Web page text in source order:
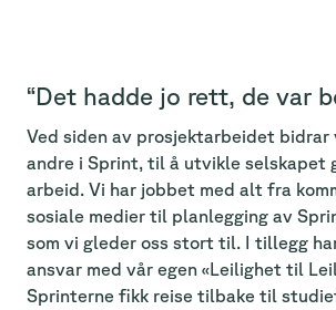
“Det hadde jo rett, de var
Ved siden av prosjektarbeidet bidrar
andre i Sprint, til å utvikle selskapet
arbeid. Vi har jobbet med alt fra
sosiale medier til planlegging av
som vi gleder oss stort til. I tillegg
ansvar med vår egen «Leilighet til
Sprinterne fikk reise tilbake til